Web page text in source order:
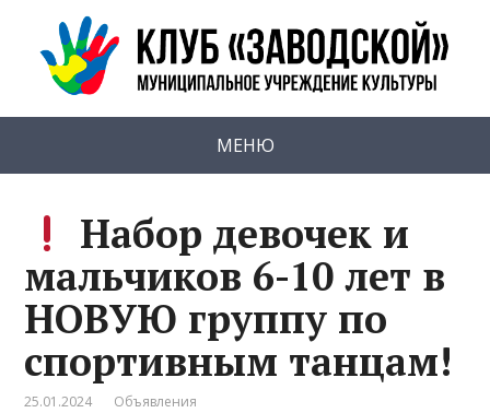
МЕНЮ
Набор девочек и
мальчиков 6-10 лет в
НОВУЮ группу по
спортивным танцам!
25.01.2024 Объявления